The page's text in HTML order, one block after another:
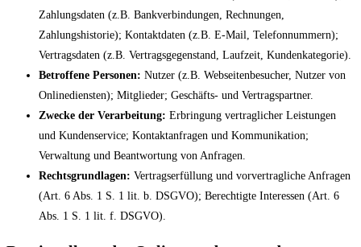
Zahlungsdaten (z.B. Bankverbindungen, Rechnungen,
Zahlungshistorie); Kontaktdaten (z.B. E-Mail, Telefonnummern);
Vertragsdaten (z.B. Vertragsgegenstand, Laufzeit, Kundenkategorie).
Betroffene Personen: Nutzer (z.B. Webseitenbesucher, Nutzer von
Onlinediensten); Mitglieder; Geschäfts- und Vertragspartner.
Zwecke der Verarbeitung: Erbringung vertraglicher Leistungen
und Kundenservice; Kontaktanfragen und Kommunikation;
Verwaltung und Beantwortung von Anfragen.
Rechtsgrundlagen: Vertragserfüllung und vorvertragliche Anfragen
(Art. 6 Abs. 1 S. 1 lit. b. DSGVO); Berechtigte Interessen (Art. 6
Abs. 1 S. 1 lit. f. DSGVO).